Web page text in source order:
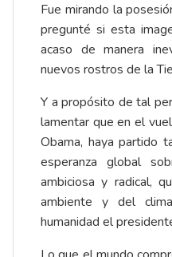
Fue mirando la
pregunté si esta
acaso de manera
nuevos rostros de la
Y a propósito de tal
lamentar que en el
Obama, haya partido
esperanza global
ambiciosa y radical,
ambiente y del
humanidad el